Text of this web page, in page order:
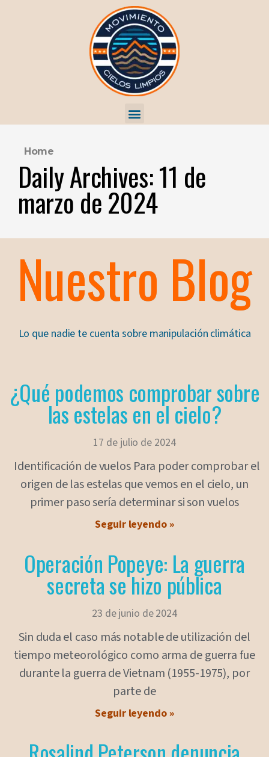
Home
Daily Archives: 11 de
marzo de 2024
Nuestro Blog
Lo que nadie te cuenta sobre manipulación climática
¿Qué podemos comprobar sobre
las estelas en el cielo?
17 de julio de 2024
Identificación de vuelos Para poder comprobar el
origen de las estelas que vemos en el cielo, un
primer paso sería determinar si son vuelos
Seguir leyendo »
Operación Popeye: La guerra
secreta se hizo pública
23 de junio de 2024
Sin duda el caso más notable de utilización del
tiempo meteorológico como arma de guerra fue
durante la guerra de Vietnam (1955-1975), por
parte de
Seguir leyendo »